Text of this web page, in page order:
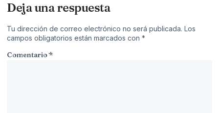
Deja una respuesta
Tu dirección de correo electrónico no será publicada. Los
campos obligatorios están marcados con *
Comentario*